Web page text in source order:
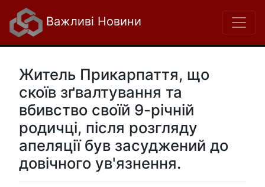
Важливі Новини
Житель Прикарпаття, що
скоїв зґвалтування та
вбивство своїй 9-річній
родичці, після розгляду
апеляції був засуджений до
довічного ув'язнення.